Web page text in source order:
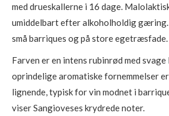
med drueskallerne i 16 dage.
umiddelbart efter alkoholholdig gæring.
små barriques og på store egetræsfade.
Farven er en intens rubinrød med
oprindeligearomatiske fornemmelser
lignende, typisk for vin modnet i
viser Sangioveses krydrede noter.